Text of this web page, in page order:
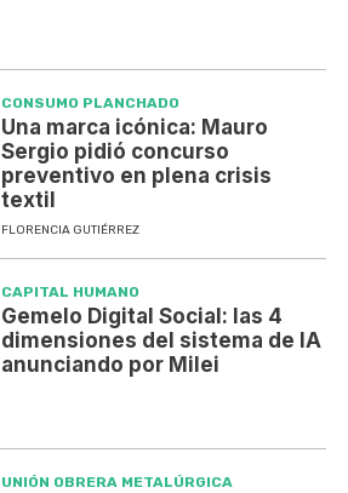
CONSUMO PLANCHADO
Una marca icónica: Mauro
Sergio pidió concurso
preventivo en plena crisis
textil
FLORENCIA GUTIÉRREZ
CAPITAL HUMANO
Gemelo Digital Social: las 4
dimensiones del sistema de IA
anunciando por Milei
UNIÓN OBRERA METALÚRGICA